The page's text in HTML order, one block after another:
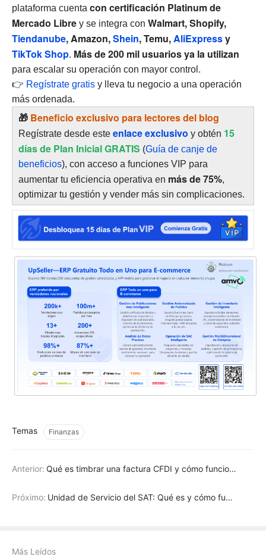
plataforma cuenta con certificación Platinum de
Mercado Libre y se integra con Walmart, Shopify,
Tiendanube, Amazon,Shein, Temu,AliExpressy
TikTok Shop. Más de 200 mil usuarios ya la utilizan
para escalar su operación con mayor control.
👉 Regístrate gratis y lleva tu negocio a una operación
más ordenada.
🎁 Beneficio exclusivo para lectores del blog
Regístrate desde este enlace exclusivo y obtén 15
días de Plan Inicial GRATIS (Guía de canje de
beneficios), con acceso a funciones VIP para
aumentar tu eficiencia operativa en más de 75%,
optimizar tu gestión y vender más sin complicaciones.
Temas Finanzas
Anterior: Qué es timbrar una factura CFDI y cómo funciona en México
Próximo: Unidad de Servicio del SAT: Qué es y cómo funciona en México
Más Leídos